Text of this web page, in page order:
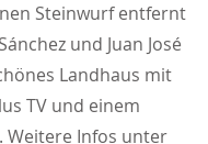
Steinwurf entfernt
und Juan José
Landhaus mit
TV und einem
Weitere Infos unter